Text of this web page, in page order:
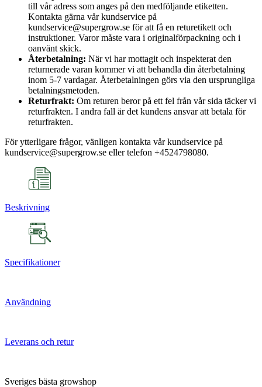
till vår adress som anges på den medföljande etiketten.
Kontakta gärna vår kundservice på
kundservice@supergrow.se för att få en returetikett och
instruktioner. Varor måste vara i originalförpackning och i
oanvänt skick.
Återbetalning: När vi har mottagit och inspekterat den
returnerade varan kommer vi att behandla din återbetalning
inom 5-7 vardagar. Återbetalningen görs via den ursprungliga
betalningsmetoden.
Returfrakt: Om returen beror på ett fel från vår sida täcker vi
returfrakten. I andra fall är det kundens ansvar att betala för
returfrakten.
För ytterligare frågor, vänligen kontakta vår kundservice på
kundservice@supergrow.se eller telefon +4524798080.
Beskrivning
Specifikationer
Användning
Leverans och retur
Sveriges bästa growshop